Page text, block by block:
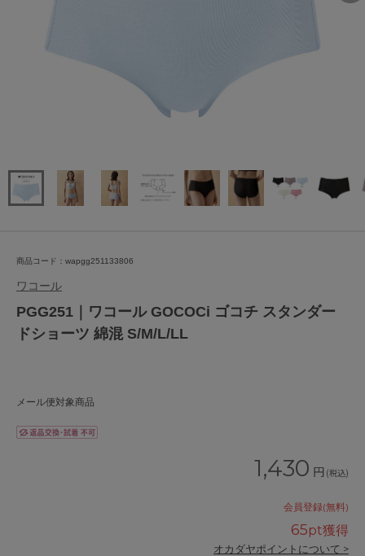
商品コード：wapgg251133806
ワコール
PGG251｜ワコール GOCOCi ゴコチ スタンダー
ドショーツ 綿混 S/M/L/LL
メール便対象商品
1,430 円 (税込)
会員登録(無料)
65pt獲得
オカダヤポイントについて >